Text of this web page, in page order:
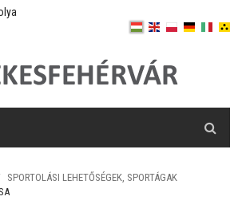
SPORTOLÁSI LEHETŐSÉGEK, SPORTÁGAK